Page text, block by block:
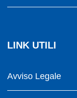
LINK UTILI
Avviso Legale